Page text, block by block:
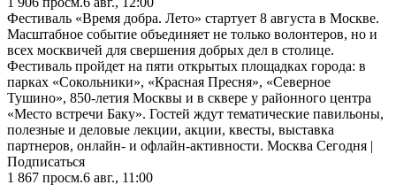
Фестиваль «Время добра. Лето» стартует 8 августа в Москве.
Масштабное событие объединяет не только волонтеров, но и
всех москвичей для свершения добрых дел в столице.
Фестиваль пройдет на пяти открытых площадках города: в
парках «Сокольники», «Красная Пресня», «Северное
Тушино», 850-летия Москвы и в сквере у районного центра
«Место встречи Баку». Гостей ждут тематические павильоны,
полезные и деловые лекции, акции, квесты, выставка
партнеров, онлайн- и офлайн-активности. Москва Сегодня |
Подписаться
1 867 просм.6 авг., 11:00